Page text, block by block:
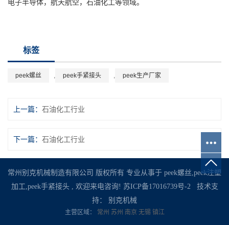
电子半导体，航天航空，石油化工等领域。
标签
peek螺丝 , peek手紧接头 , peek生产厂家
上一篇： 石油化工行业
下一篇： 石油化工行业
常州别克机械制造有限公司 版权所有 专业从事于 peek螺丝,peek注塑
加工,peek手紧接头, 欢迎来电咨询! 苏ICP备17016739号-2技术支
持： 别克机械
主营区域： 常州 苏州 南京 无锡 镇江